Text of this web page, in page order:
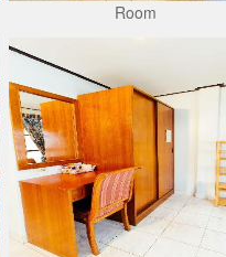
Room